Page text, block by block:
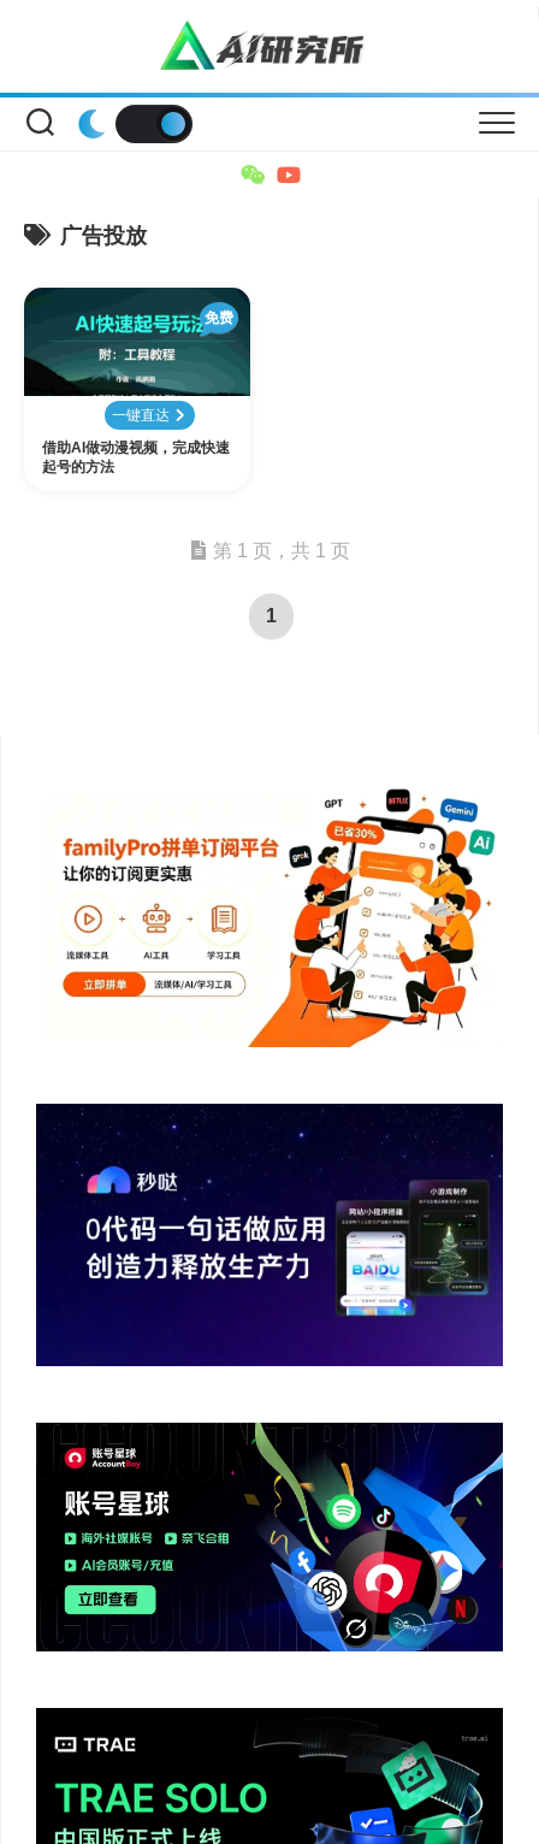
广告投放
免费
一键直达
借助AI做动漫视频，完成快速
起号的方法
第 1 页，共 1 页
1